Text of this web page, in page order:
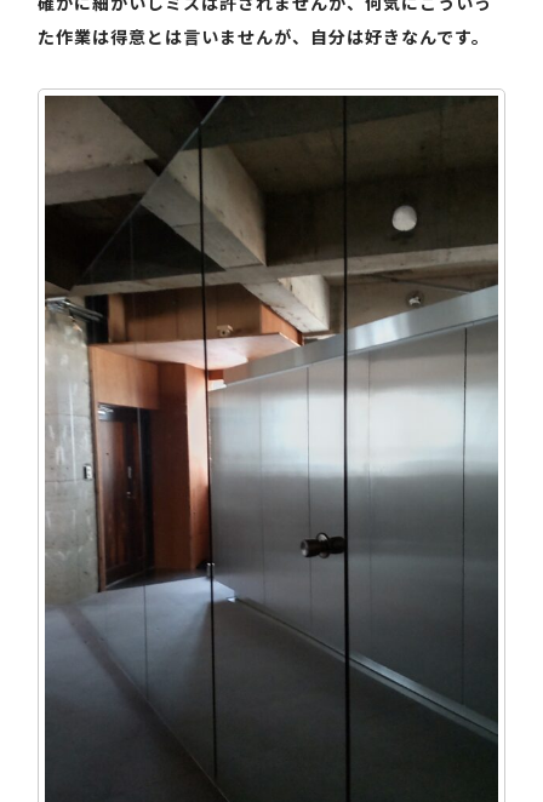
た作業は得意とは言いませんが、自分は好きなんです。